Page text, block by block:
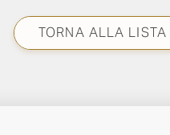
TORNA ALLA LISTA